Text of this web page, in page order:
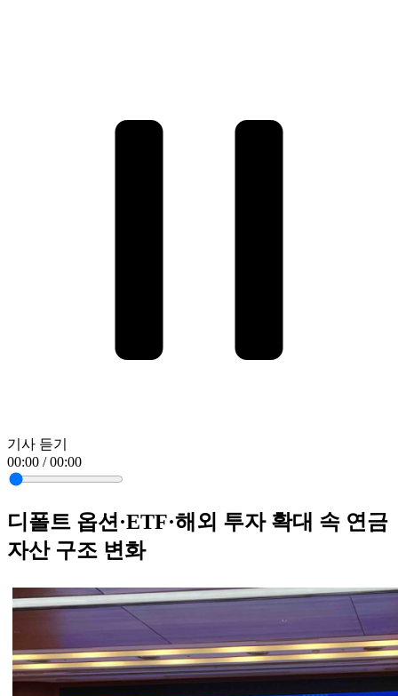
기사 듣기
00:00 / 00:00
디폴트 옵션·ETF·해외 투자 확대 속 연금
자산 구조 변화